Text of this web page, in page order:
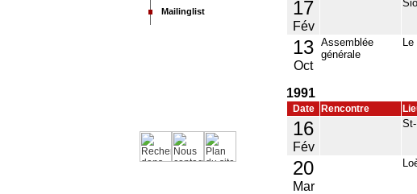
Mailinglist 17
Fév
13
Oct
Assemblée
générale
1991
Date Rencontre
16
Fév
20
Mar